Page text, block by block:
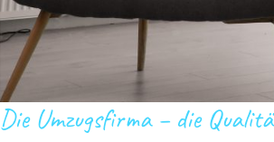
Die Umzugsfirma – die